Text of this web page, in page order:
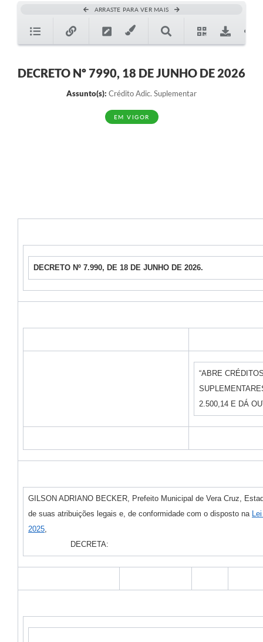
ARRASTE PARA VER MAIS
DECRETO Nº 7990, 18 DE JUNHO DE 2026
Assunto(s): Crédito Adic. Suplementar
EM VIGOR
DECRETO Nº 7.990, DE 18 DE JUNHO DE 2026.
“ABRE
2.500,14 E DÁ
GILSON ADRIANO BECKER, Prefeito Municipal de Vera Cruz,
de suas atribuições legais e, de conformidade com o disposto na
2025
DECRETA: